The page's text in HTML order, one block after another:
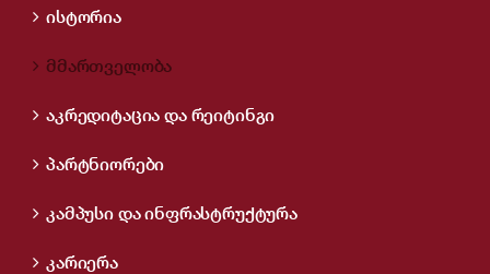
ისტორია
მმართველობა
აკრედიტაცია და რეიტინგი
პარტნიორები
კამპუსი და ინფრასტრუქტურა
კარიერა